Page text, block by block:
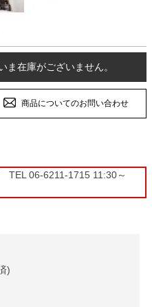
ま在庫がございません。
商品についてのお問い合わせ
TEL 06-6211-1715 11:30～
)